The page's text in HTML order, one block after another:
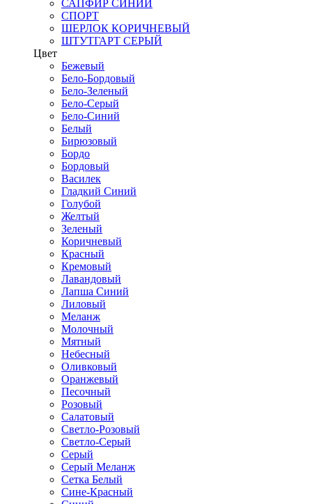
САПФИР СИНИЙ
СПОРТ
ШЕРЛОК КОРИЧНЕВЫЙ
ШТУТГАРТ СЕРЫЙ
Цвет
Бежевый
Бело-Бордовый
Бело-Зеленый
Бело-Серый
Бело-Синий
Белый
Бирюзовый
Бордо
Бордовый
Василек
Гладкий Синий
Голубой
Желтый
Зеленый
Коричневый
Красный
Кремовый
Лавандовый
Лапша Синий
Лиловый
Меланж
Молочный
Мятный
Небесный
Оливковый
Оранжевый
Песочный
Розовый
Салатовый
Светло-Розовый
Светло-Серый
Серый
Серый Меланж
Сетка Белый
Сине-Красный